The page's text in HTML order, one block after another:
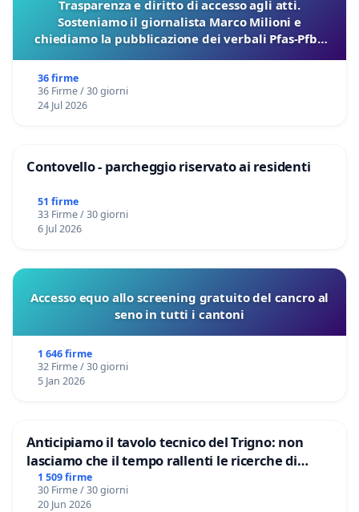
Trasparenza e diritto di accesso agli atti.
Sosteniamo il giornalista Marco Milioni e
chiediamo la pubblicazione dei verbali Pfas-Pfba
36 firme
36 Firme / 30 giorni
24 Jul 2026
Contovello - parcheggio riservato ai residenti
51 firme
33 Firme / 30 giorni
6 Jul 2026
Accesso equo allo screening gratuito del cancro al
seno in tutti i cantoni
1 646 firme
32 Firme / 30 giorni
5 Jan 2026
Anticipiamo il tavolo tecnico del Trigno: non
lasciamo che il tempo rallenti le ricerche di
Domenico Racanati
1 509 firme
30 Firme / 30 giorni
20 Jun 2026